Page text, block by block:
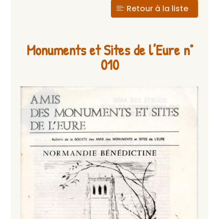
Retour à la liste
Monuments et Sites de l’Eure n°
010